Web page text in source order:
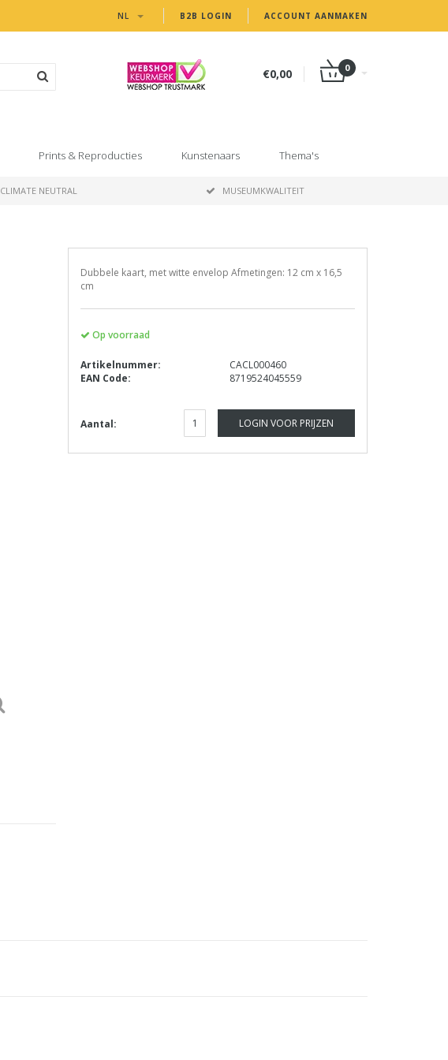
B2B LOGIN ACCOUNT AANMAKEN
NL
€0,00 0
Prints & Reproducties Kunstenaars Thema's
CLIMATE NEUTRAL MUSEUMKWALITEIT
Dubbele kaart, met witte envelop Afmetingen: 12 cm x 16,5
cm
Op voorraad
Artikelnummer:
CACL000460
EAN Code:
8719524045559
Aantal: LOGIN VOOR PRIJZEN